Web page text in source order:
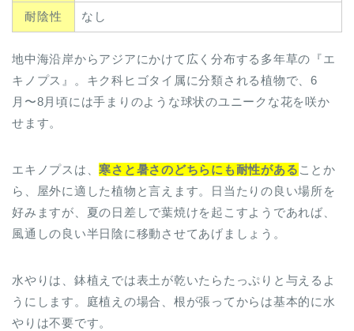
耐陰性 なし
地中海沿岸からアジアにかけて広く分布する多年草の『エ
キノプス』。キク科ヒゴタイ属に分類される植物で、6
月〜8月頃には手まりのような球状のユニークな花を咲か
せます。
エキノプスは、寒さと暑さのどちらにも耐性がある ことか
ら、屋外に適した植物と言えます。日当たりの良い場所を
好みますが、夏の日差しで葉焼けを起こすようであれば、
風通しの良い半日陰に移動させてあげましょう。
水やりは、鉢植えでは表土が乾いたらたっぷりと与えるよ
うにします。庭植えの場合、根が張ってからは基本的に水
やりは不要です。